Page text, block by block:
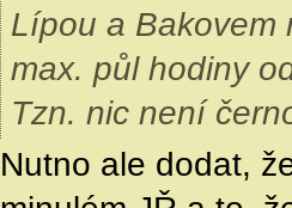
Lípou a Bakovem
max. půl hodiny
Tzn. nic není
Nutno ale dodat,